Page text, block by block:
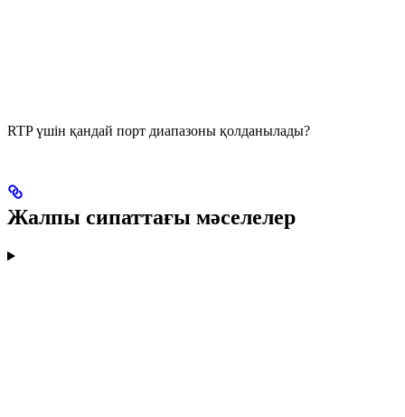
RTP үшін қандай порт диапазоны қолданылады?
Жалпы сипаттағы мәселелер